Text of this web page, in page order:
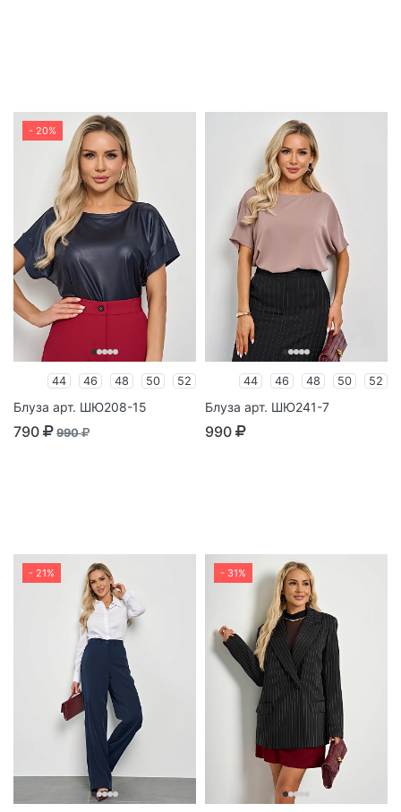
- 20%
44 46 48 50 52
Блуза арт. ШЮ208-15
790 990
44 46 48 50 52
Блуза арт. ШЮ241-7
990
- 21% - 31%